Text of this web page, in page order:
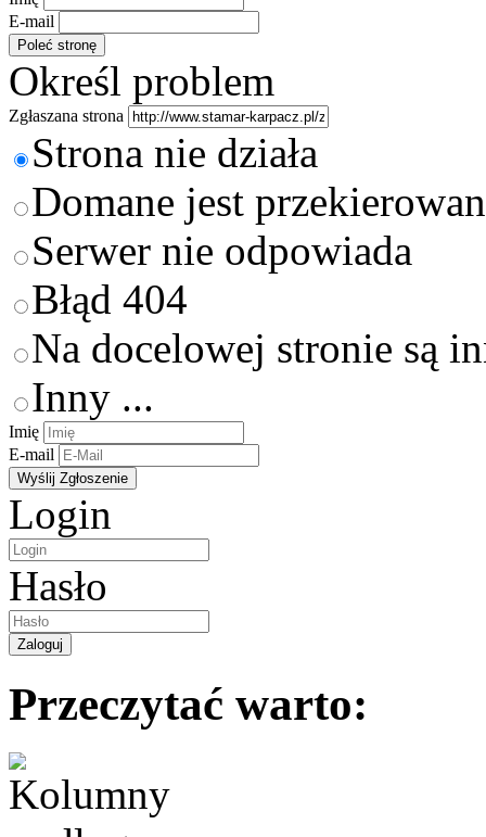
E-mail
Określ problem
Zgłaszana strona
Strona nie działa
Domane jest
Serwer nie odpowiada
Błąd 404
Na docelowej stronie są
Inny ...
Imię
E-mail
Login
Hasło
Przeczytać warto: